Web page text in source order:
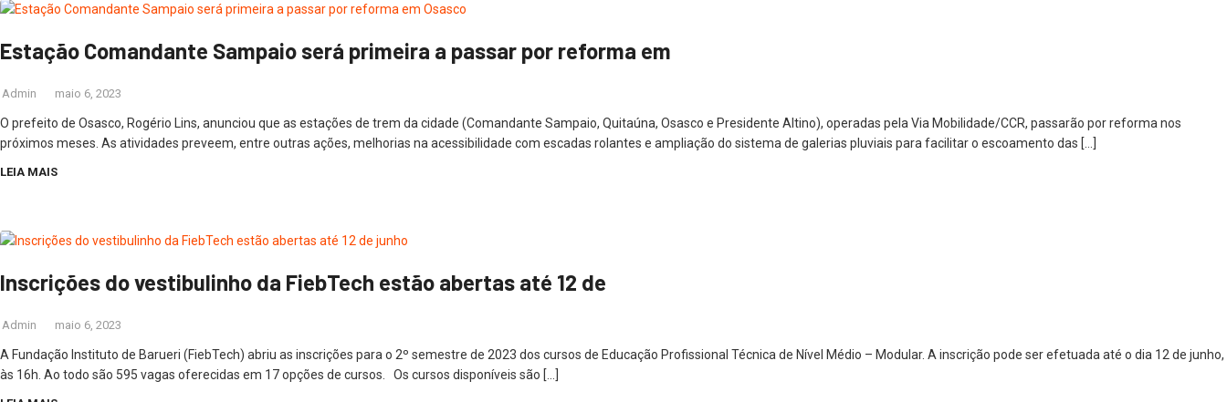
Estação Comandante Sampaio será primeira a passar por reforma em
Admin maio 6, 2023
O prefeito de Osasco, Rogério Lins, anunciou que as estações de trem da cidade (Comandante Sampaio, Quitaúna, Osasco e Presidente Altino), operadas pela Via Mobilidade/CCR, passarão por reforma nos
próximos meses. As atividades preveem, entre outras ações, melhorias na acessibilidade com escadas rolantes e ampliação do sistema de galerias pluviais para facilitar o escoamento das […]
LEIA MAIS
Inscrições do vestibulinho da FiebTech estão abertas até 12 de
Admin maio 6, 2023
A Fundação Instituto de Barueri (FiebTech) abriu as inscrições para o 2º semestre de 2023 dos cursos de Educação Profissional Técnica de Nível Médio – Modular. A inscrição pode ser efetuada até o dia 12 de junho,
às 16h. Ao todo são 595 vagas oferecidas em 17 opções de cursos. Os cursos disponíveis são […]